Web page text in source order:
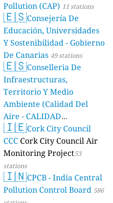
Pollution (CAP) 11 stations
🇪🇸Consejería De
Educación, Universidades
Y Sostenibilidad - Gobierno
De Canarias 49 stations
🇪🇸Conselleria De
Infraestructuras,
Territorio Y Medio
Ambiente (Calidad Del
Aire - CALIDAD
AMBIENTAL) 23 stations
🇮🇪Cork City Council
CCC Cork City Council Air
Monitoring Project53
stations
🇮🇳CPCB - India Central
Pollution Control Board 586